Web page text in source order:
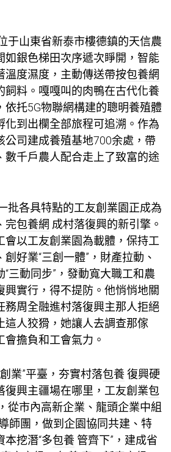
于山東省新泰市樓德鎮的天信農
如銀色梯田次序遞次睜開，智能
溫度濕度，主動傳送帶按包養網
飼料。嘎嘎叫的肉鴨在古代化養
依托5G物聯網構建的聰明養殖體
化到出欄全部旅程可追溯。作為
公司建成養殖基地700余處，帶
數千戶農人配合走上了致富的途
批各具特點的工友創業園正成為
完包養網 成村落復興的新引擎。
會以工友創業園為載體，保持工
好業“三創一體”，財產拉動、
三動同步”，發動寬大職工和農
興實行，得不提防。他悄悄地關
務周全融進村落復興主那人拒絕
這人狡猾，她讓人去調查那傢
擔負和工會氣力。
業”平臺，夯實村落包養復興硬
復興主疆場在哪里，工友創業包
從市內高新企業、龍頭企業中組
師團，做到企園協同共建、特
本挖潛“多包養 管齊下”，建成省